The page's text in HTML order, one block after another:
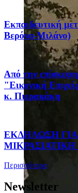
Eκπαιδευτική
Βερόνα-Μιλάνο)
Από την
"Εικονική
κ. Πιερακάκη
ΕΚΔΗΛΩΣΗ
Περισσότερα
Newsletter